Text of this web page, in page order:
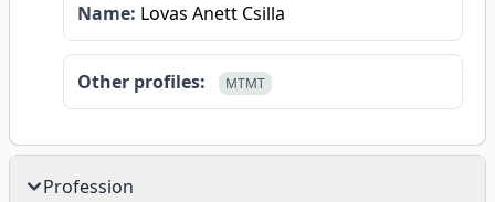
Name: Lovas Anett Csilla
Other profiles: MTMT
Profession